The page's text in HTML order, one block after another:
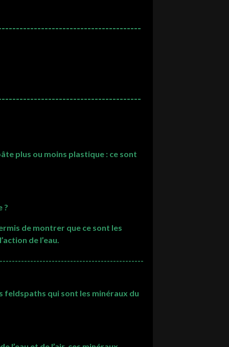
plus ou moins plastique : ce sont
?
de montrer que ce sont les
de l’eau.
qui sont les minéraux du